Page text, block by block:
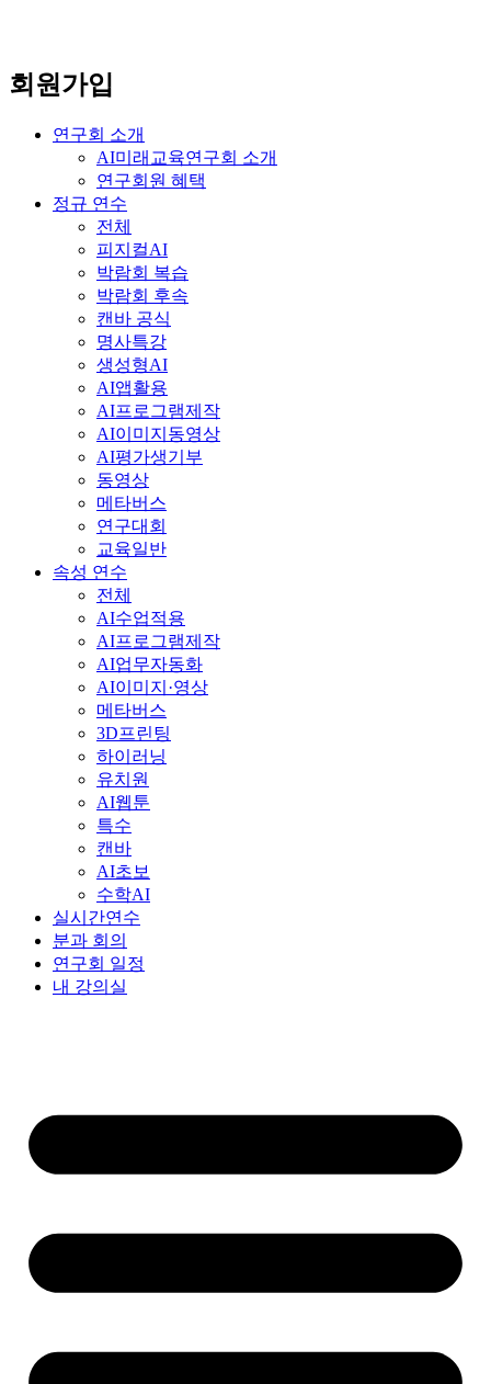
회원가입
연구회 소개
AI미래교육연구회 소개
연구회원 혜택
정규 연수
전체
피지컬AI
박람회 복습
박람회 후속
캔바 공식
명사특강
생성형AI
AI앱활용
AI프로그램제작
AI이미지동영상
AI평가생기부
동영상
메타버스
연구대회
교육일반
속성 연수
전체
AI수업적용
AI프로그램제작
AI업무자동화
AI이미지·영상
메타버스
3D프린팅
하이러닝
유치원
AI웹툰
특수
캔바
AI초보
수학AI
실시간연수
분과 회의
연구회 일정
내 강의실